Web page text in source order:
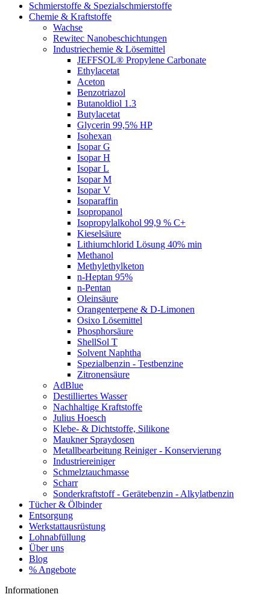
Schmierstoffe & Spezialschmierstoffe
Chemie & Kraftstoffe
Wachse
Rewitec Nanobeschichtungen
Industriechemie & Lösemittel
JEFFSOL® Propylene Carbonate
Ethylacetat
Aceton
Benzotriazol
Butanoldiol 1.3
Butylacetat
Glycerin 99,5% HP
Isohexan
Isopar G
Isopar H
Isopar L
Isopar M
Isopar V
Isoparaffin
Isopropanol
Isopropylalkohol 99,9 % C+
Kieselsäure
Lithiumchlorid Lösung 40% min
Methanol
Methylethylketon
n-Heptan 95%
n-Pentan
Oleinsäure
Orangenterpene & D-Limonen
Osixo Lösemittel
Phosphorsäure
ShellSol T
Solvent Naphtha
Spezialbenzin - Testbenzine
Zitronensäure
AdBlue
Destilliertes Wasser
Nachhaltige Kraftstoffe
Julius Hoesch
Klebe- & Dichtstoffe, Silikone
Maukner Spraydosen
Metallbearbeitung Reiniger - Konservierung
Industriereiniger
Schmelztauchmasse
Scharr
Sonderkraftstoff - Gerätebenzin - Alkylatbenzin
Tücher & Ölbinder
Entsorgung
Werkstattausrüstung
Lohnabfüllung
Über uns
Blog
% Angebote
Informationen